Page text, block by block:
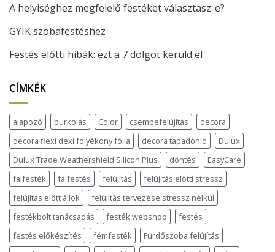
A helyiséghez megfelelő festéket választasz-e?
GYIK szobafestéshez
Festés előtti hibák: ezt a 7 dolgot kerüld el
CÍMKÉK
alapozó burkolás Color csempefelújítás
decora
decora flexi dexi folyékony fólia
decora tapadóhíd
Dulux
Dulux Trade Weathershield Silicon Plus
döntés
EasyCare
falfesték
falfestés felújítás
felújítás előtti stressz
felújítás előtt állok
felújítás tervezése stressz nélkül
festékbolt tanácsadás
festék webshop
festés
festés előkészítés
fémfesték
Fürdőszoba felújítás